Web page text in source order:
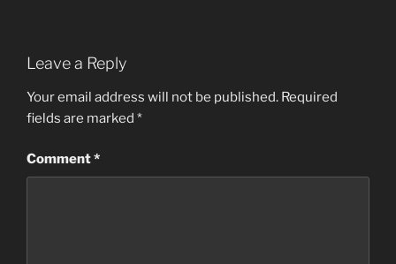
Leave a Reply
Your email address will not be published. Required
fields are marked *
Comment*